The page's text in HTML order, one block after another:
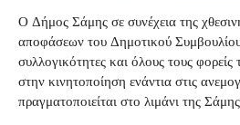
Ο Δήμος Σάμης σε συνέχεια της
αποφάσεων του Δημοτικού
συλλογικότητες και όλους τους
στην κινητοποίηση ενάντια στις
πραγματοποιείται στο λιμάνι της